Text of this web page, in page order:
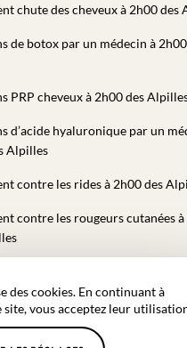
chute des cheveux à 2h00 des
de botox par un médecin à
PRP cheveux à 2h00 des
d’acide hyaluronique par un
Alpilles
contre les rides à 2h00 des
contre les rougeurs cutanées
contre les varices à 2h00 des
des cookies. En continuant à
vous acceptez leur